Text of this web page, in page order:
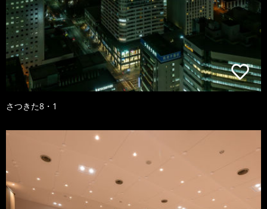
さつきた8・1